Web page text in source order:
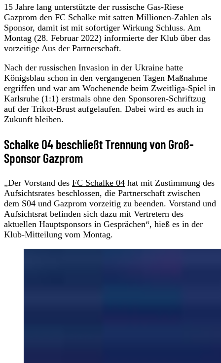
15 Jahre lang unterstützte der russische Gas-Riese
Gazprom den FC Schalke mit satten Millionen-Zahlen als
Sponsor, damit ist mit sofortiger Wirkung Schluss. Am
Montag (28. Februar 2022) informierte der Klub über das
vorzeitige Aus der Partnerschaft.
Nach der russischen Invasion in der Ukraine hatte
Königsblau schon in den vergangenen Tagen Maßnahme
ergriffen und war am Wochenende beim Zweitliga-Spiel in
Karlsruhe (1:1) erstmals ohne den Sponsoren-Schriftzug
auf der Trikot-Brust aufgelaufen. Dabei wird es auch in
Zukunft bleiben.
Schalke 04 beschließt Trennung von Groß-
Sponsor Gazprom
„Der Vorstand des FC Schalke 04 hat mit Zustimmung des
Aufsichtsrates beschlossen, die Partnerschaft zwischen
dem S04 und Gazprom vorzeitig zu beenden. Vorstand und
Aufsichtsrat befinden sich dazu mit Vertretern des
aktuellen Hauptsponsors in Gesprächen“, hieß es in der
Klub-Mitteilung vom Montag.